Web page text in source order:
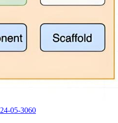
05-3060